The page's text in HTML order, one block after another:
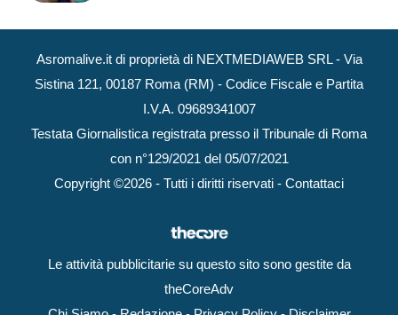
Asromalive.it di proprietà di NEXTMEDIAWEB SRL - Via
Sistina 121, 00187 Roma (RM) - Codice Fiscale e Partita
I.V.A. 09689341007
Testata Giornalistica registrata presso il Tribunale di Roma
con n°129/2021 del 05/07/2021
Copyright ©2026 - Tutti i diritti riservati - Contattaci
Le attività pubblicitarie su questo sito sono gestite da
theCoreAdv